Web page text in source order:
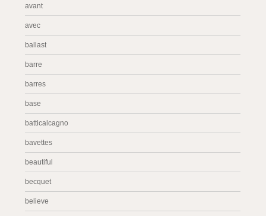
avant
avec
ballast
barre
barres
base
batticalcagno
bavettes
beautiful
becquet
believe